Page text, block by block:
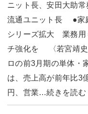
ニット長、安田大助
流通ユニット長 ●家
シリーズ拡大 業務用
チ強化を 〈若宮靖史
ロの前3月期の単体・
は、売上高が前年比3
円、営業…続きを読む